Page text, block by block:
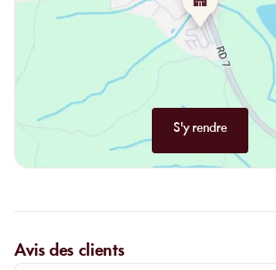
S'y rendre
Avis des clients